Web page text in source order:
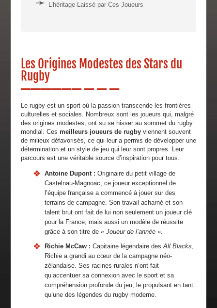
L’héritage Laissé par Ces Joueurs
Les Origines Modestes des Stars du
Rugby
Le rugby est un sport où la passion transcende les frontières
culturelles et sociales. Nombreux sont les joueurs qui, malgré
des origines modestes, ont su se hisser au sommet du rugby
mondial. Ces meilleurs joueurs de rugbyviennent souvent
de milieux défavorisés, ce qui leur a permis de développer une
détermination et un style de jeu qui leur sont propres. Leur
parcours est une véritable source d’inspiration pour tous.
Antoine Dupont : Originaire du petit village de
Castelnau-Magnoac, ce joueur exceptionnel de
l’équipe française a commencé à jouer sur des
terrains de campagne. Son travail acharné et son
talent brut ont fait de lui non seulement un joueur clé
pour la France, mais aussi un modèle de réussite
grâce à son titre de « Joueur de l’année ».
Richie McCaw : Capitaine légendaire des All Blacks
Richie a grandi au cœur de la campagne néo-
zélandaise. Ses racines rurales n’ont fait
qu’accentuer sa connexion avec le sport et sa
compréhension profonde du jeu, le propulsant en tant
qu’une des légendes du rugby moderne.